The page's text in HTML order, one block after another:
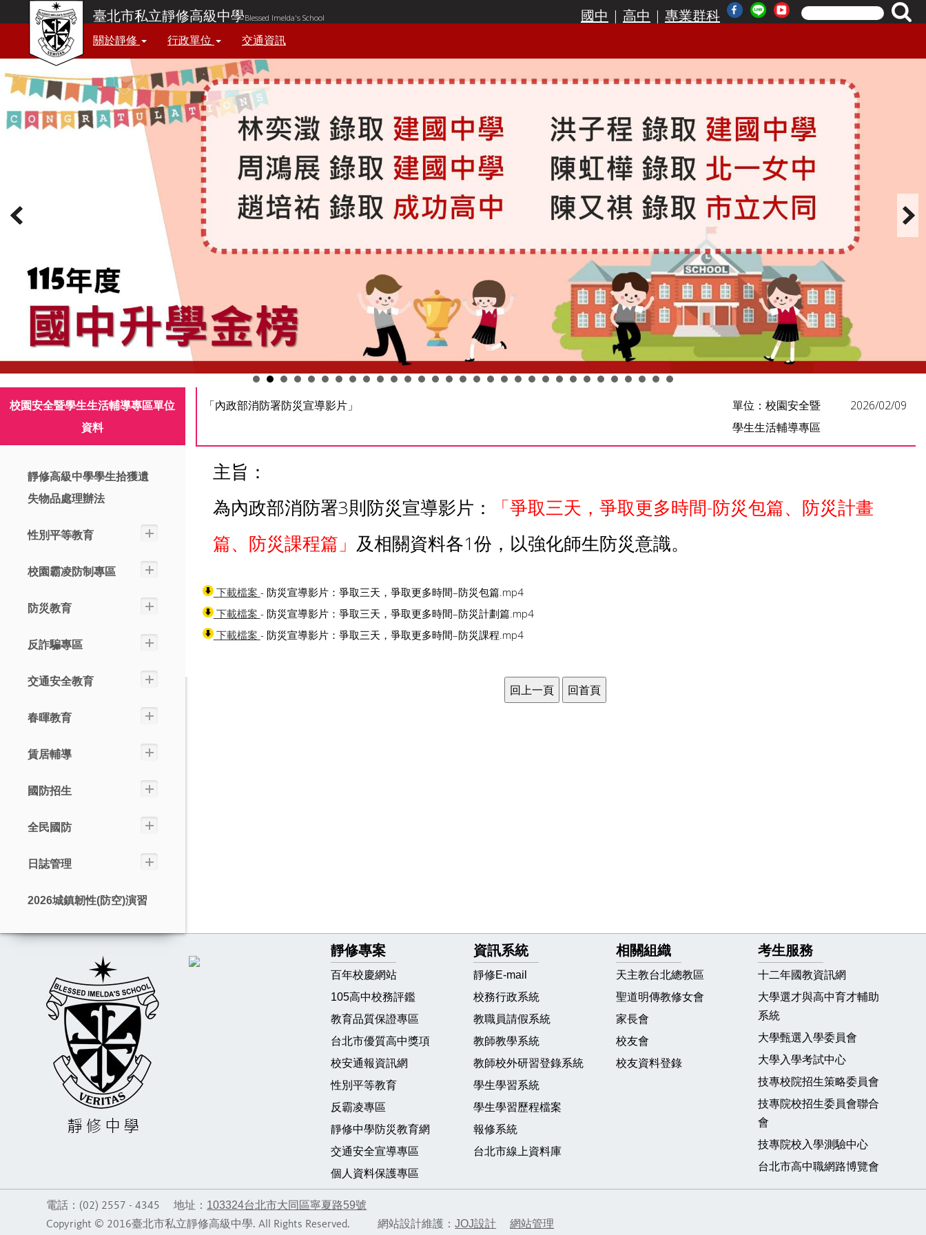
臺北市私立靜修高級中學Blessed Imelda's School 國中 | 高中 | 專業群科
關於靜修 行政單位 交通資訊
校園安全暨學生生活輔導專區單位
資料
靜修高級中學學生拾獲遺
失物品處理辦法
性別平等教育
校園霸凌防制專區
防災教育
反詐騙專區
交通安全教育
春暉教育
賃居輔導
國防招生
全民國防
日誌管理
2026城鎮韌性(防空)演習
「內政部消防署防災宣導影片」
單位：校園安全暨
學生生活輔導專區
2026/02/09
主旨：
為內政部消防署3則防災宣導影片：
「爭取三天，爭取更多時間-防災包篇、防災計畫
篇、防災課程篇」 及相關資料各1份，以強化師生防災意識。
下載檔案 - 防災宣導影片：爭取三天，爭取更多時間–防災包篇.mp4
下載檔案 - 防災宣導影片：爭取三天，爭取更多時間–防災計劃篇.mp4
下載檔案 - 防災宣導影片：爭取三天，爭取更多時間–防災課程.mp4
靜修專案
百年校慶網站
105高中校務評鑑
教育品質保證專區
台北市優質高中獎項
校安通報資訊網
性別平等教育
反霸凌專區
靜修中學防災教育網
交通安全宣導專區
個人資料保護專區
資訊系統
靜修E-mail
校務行政系統
教職員請假系統
教師教學系統
教師校外研習登錄系統
學生學習系統
學生學習歷程檔案
報修系統
台北市線上資料庫
相關組織
天主教台北總教區
聖道明傳教修女會
家長會
校友會
校友資料登錄
考生服務
十二年國教資訊網
大學選才與高中育才輔助
系統
大學甄選入學委員會
大學入學考試中心
技專校院招生策略委員會
技專院校招生委員會聯合
會
技專院校入學測驗中心
台北市高中職網路博覽會
電話：(02) 2557 - 4345 地址： 103324台北市大同區寧夏路59號
Copyright © 2016臺北市私立靜修高級中學. All Rights Reserved. 網站設計維護：JOJ設計 網站管理